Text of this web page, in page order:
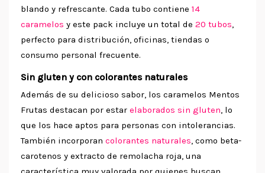
blando y refrescante. Cada tubo contiene 14
caramelos y este pack incluye un total de 20 tubos,
perfecto para distribución, oficinas, tiendas o
consumo personal frecuente.
Sin gluten y con colorantes naturales
Además de su delicioso sabor, los caramelos Mentos
Frutas destacan por estar elaborados sin gluten, lo
que los hace aptos para personas con intolerancias.
También incorporan colorantes naturales, como beta-
carotenos y extracto de remolacha roja, una